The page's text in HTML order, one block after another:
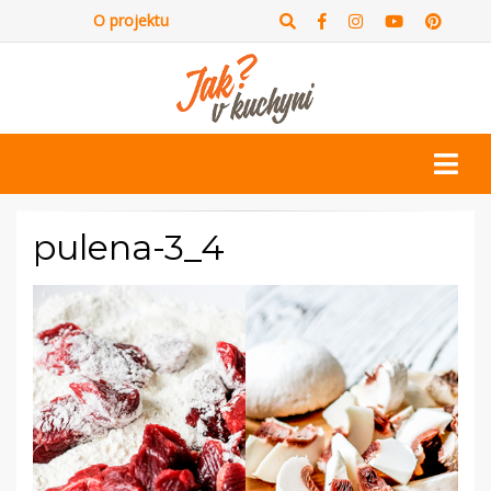
O projektu
pulena-3_4